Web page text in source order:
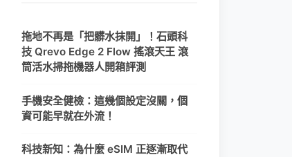
拖地不再是「把髒水抹開」！石頭科
技 Qrevo Edge 2 Flow 搖滾天王 滾
筒活水掃拖機器人開箱評測
手機安全健檢：這幾個設定沒關，個
資可能早就在外流！
科技新知：為什麼 eSIM 正逐漸取代